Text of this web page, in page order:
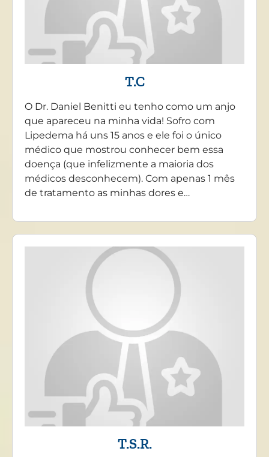
T.C
O Dr. Daniel Benitti eu tenho como um anjo
que apareceu na minha vida! Sofro com
Lipedema há uns 15 anos e ele foi o único
médico que mostrou conhecer bem essa
doença (que infelizmente a maioria dos
médicos desconhecem). Com apenas 1 mês
de tratamento as minhas dores e…
T.S.R.